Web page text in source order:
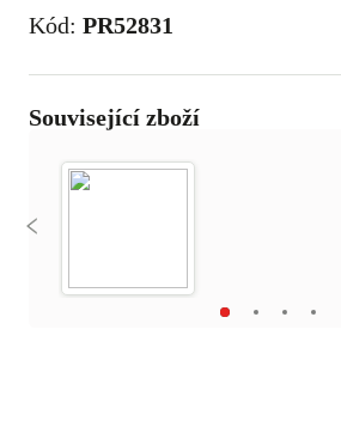
Kód: PR52831
Související zboží